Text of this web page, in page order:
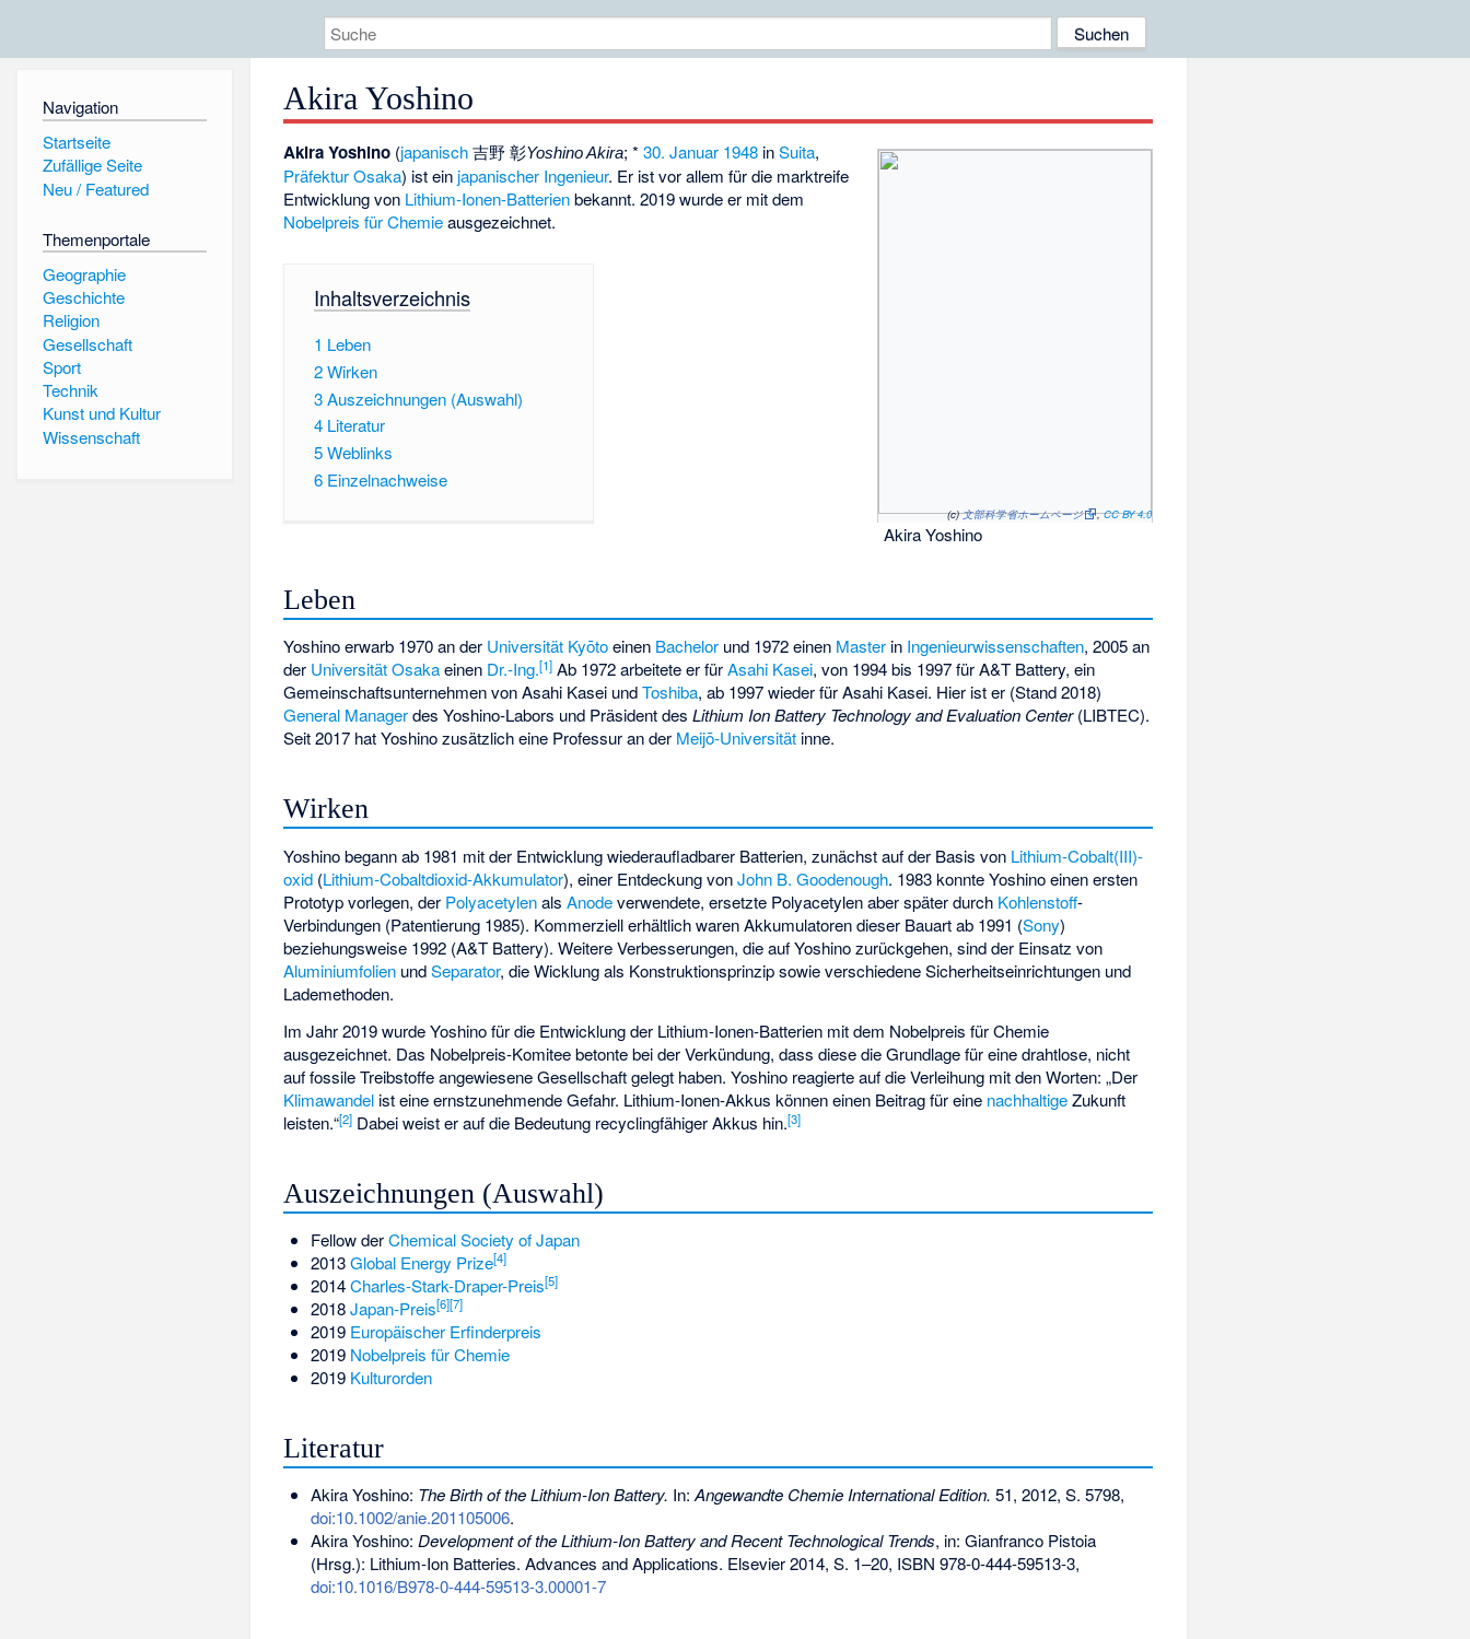
Navigation
Startseite
Zufällige Seite
Neu / Featured
Themenportale
Geographie
Geschichte
Religion
Gesellschaft
Sport
Technik
Kunst und Kultur
Wissenschaft
Akira Yoshino
(c)文部科学省ホームページ ,CC BY 4.0
Akira Yoshino
Akira Yoshino (japanisch 吉野 彰Yoshino Akira; *30. Januar 1948 inSuita,
Präfektur Osaka) ist ein japanischer Ingenieur. Er ist vor allem für die marktreife
Entwicklung von Lithium-Ionen-Batterienbekannt. 2019 wurde er mit dem
Nobelpreis für Chemieausgezeichnet.
Inhaltsverzeichnis
1 Leben
2Wirken
3Auszeichnungen (Auswahl)
4 Literatur
5Weblinks
6 Einzelnachweise
Leben
Yoshino erwarb 1970 an der Universität Kyōtoeinen Bachelor und 1972 einen Master in Ingenieurwissenschaften, 2005 an
der Universität Osakaeinen Dr.-Ing.[1] Ab 1972 arbeitete er fürAsahi Kasei, von 1994 bis 1997 fürA&T Battery, ein
Gemeinschaftsunternehmen von Asahi Kasei undToshiba, ab 1997 wieder für Asahi Kasei. Hier ist er (Stand 2018)
General Managerdes Yoshino-Labors und Präsident desLithium Ion Battery Technology and Evaluation Center(LIBTEC).
Seit 2017 hat Yoshino zusätzlich eine Professur an der Meijō-Universität inne.
Wirken
Yoshino begann ab 1981 mit der Entwicklung wiederaufladbarer Batterien, zunächst auf der Basis von Lithium-Cobalt(III)-
oxid (Lithium-Cobaltdioxid-Akkumulator), einer Entdeckung vonJohn B. Goodenough. 1983 konnte Yoshino einen ersten
Prototyp vorlegen, der PolyacetylenalsAnodeverwendete, ersetzte Polyacetylen aber später durch Kohlenstoff-
Verbindungen (Patentierung 1985). Kommerziell erhältlich waren Akkumulatoren dieser Bauart ab 1991 (Sony)
beziehungsweise 1992 (A&T Battery). Weitere Verbesserungen, die auf Yoshino zurückgehen, sind der Einsatz von
Aluminiumfolien undSeparator, die Wicklung als Konstruktionsprinzip sowie verschiedene Sicherheitseinrichtungen und
Lademethoden.
Im Jahr 2019 wurde Yoshino für die Entwicklung der Lithium-Ionen-Batterien mit dem Nobelpreis für Chemie
ausgezeichnet. Das Nobelpreis-Komitee betonte bei der Verkündung, dass diese die Grundlage für eine drahtlose, nicht
auf fossile Treibstoffe angewiesene Gesellschaft gelegt haben. Yoshino reagierte auf die Verleihung mit den Worten: „Der
Klimawandel ist eine ernstzunehmende Gefahr. Lithium-Ionen-Akkus können einen Beitrag für eine nachhaltigeZukunft
leisten.“[2] Dabei weist er auf die Bedeutung recyclingfähiger Akkus hin.[3]
Auszeichnungen (Auswahl)
Fellow derChemical Society of Japan
2013Global Energy Prize[4]
2014Charles-Stark-Draper-Preis[5]
2018Japan-Preis[6][7]
2019 Europäischer Erfinderpreis
2019 Nobelpreis für Chemie
2019 Kulturorden
Literatur
Akira Yoshino: The Birth of the Lithium-Ion Battery. In: Angewandte Chemie International Edition. 51, 2012, S. 5798,
doi:10.1002/anie.201105006.
Akira Yoshino: Development of the Lithium-Ion Battery and Recent Technological Trends, in: Gianfranco Pistoia
(Hrsg.): Lithium-Ion Batteries. Advances and Applications. Elsevier 2014, S. 1–20, ISBN 978-0-444-59513-3,
doi:10.1016/B978-0-444-59513-3.00001-7